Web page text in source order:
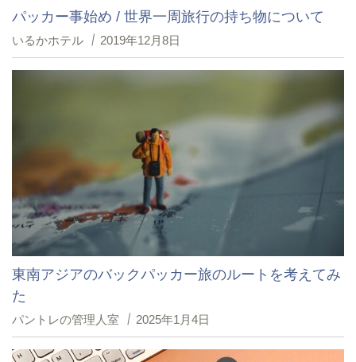
パッカー事始め / 世界一周旅行の持ち物について
いるかホテル 2019年12月8日
東南アジアのバックパッカー旅のルートを考えてみ
た
パントレの管理人室 2025年1月4日